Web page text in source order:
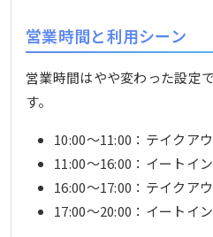
営業時間と利用シーン
営業時間はやや変わった設定
す。
10:00～11:00：テイクア
11:00～16:00：イートイ
16:00～17:00：テイクア
17:00～20:00：イートイ